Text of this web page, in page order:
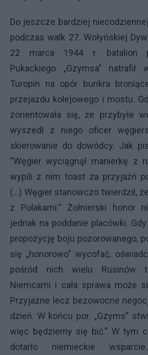
Do jeszcze bardziej
podczas walk 27. Wołyńskiej
22 marca 1944 r. batalion
Pukackiego „Gzymsa” natrafił
Turopin na opór bunkra
przejazdu kolejowego i mostu.
zorientowała się, że przybyłe
wyszedł z niego oficer
skierowanie do dowódcy. Jak
“Węgier wyciągnął manierkę z
wypili z nim toast za przyjaźń
(...) Węgier stanowczo twierdził,
z Polakami.” Żołnierski honor
jednak na poddanie placówki.
propozycję boju pozorowanego,
się „honorowo” wycofać,
pośród nich wielu Rusinów
Niemcami i cała sprawa może
Przyjazne lecz bezowocne
dzień. W końcu por. „Gzyms”
więc będziemy się bić.” W tym
dotarło niemieckie